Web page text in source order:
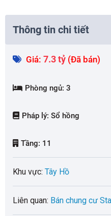
Thông tin chi tiết
Giá: 7.3 tỷ (Đã bán)
Phòng ngủ: 3
Pháp lý: Sổ hồng
Tầng: 11
Khu vực: Tây Hồ
Liên quan: Bán chung cư